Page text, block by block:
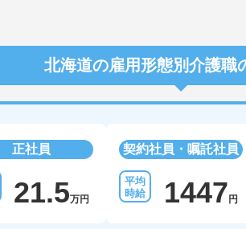
北海道の雇用形態別介護職
正社員
21.5万円
契約社員・嘱託社員
1447 円